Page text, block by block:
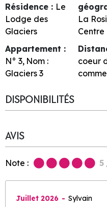
Résidence : Le
Lodge des
Glaciers
La
Centre
Appartement :
N° 3 Nom :
Glaciers 3
coeur
DISPONIBILITÉS
AVIS
Note : 5
Juillet 2026
Sylvain